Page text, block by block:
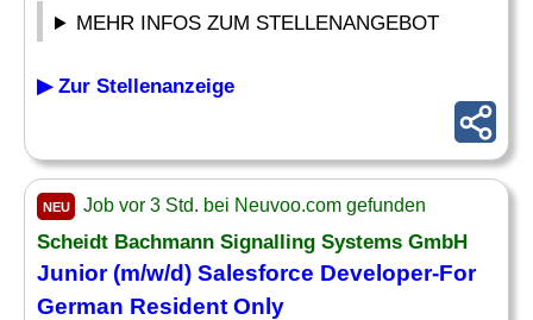
MEHR INFOS ZUM STELLENANGEBOT
▶ Zur Stellenanzeige
NEU Job vor 3 Std. bei Neuvoo.com gefunden
Scheidt Bachmann Signalling Systems GmbH
Junior(m/w/d) Salesforce Developer-For
German Resident Only